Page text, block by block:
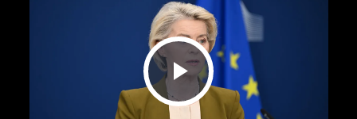
Play Video